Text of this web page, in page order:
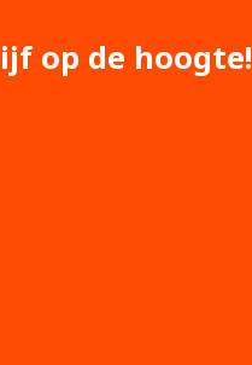
op de hoogte!